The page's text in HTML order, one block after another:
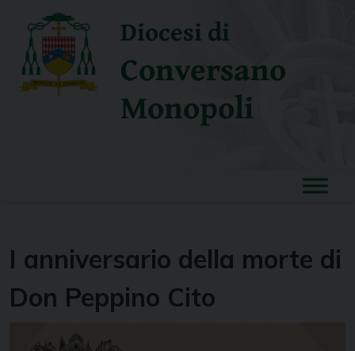
content
Diocesi di
Conversano
Monopoli
I anniversario della morte di
Don Peppino Cito